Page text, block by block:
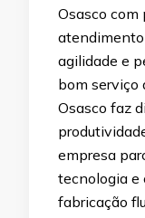
Osasco com
atendimento
agilidade e
bom serviço
Osasco faz
empresa
tecnologia e
fabricação